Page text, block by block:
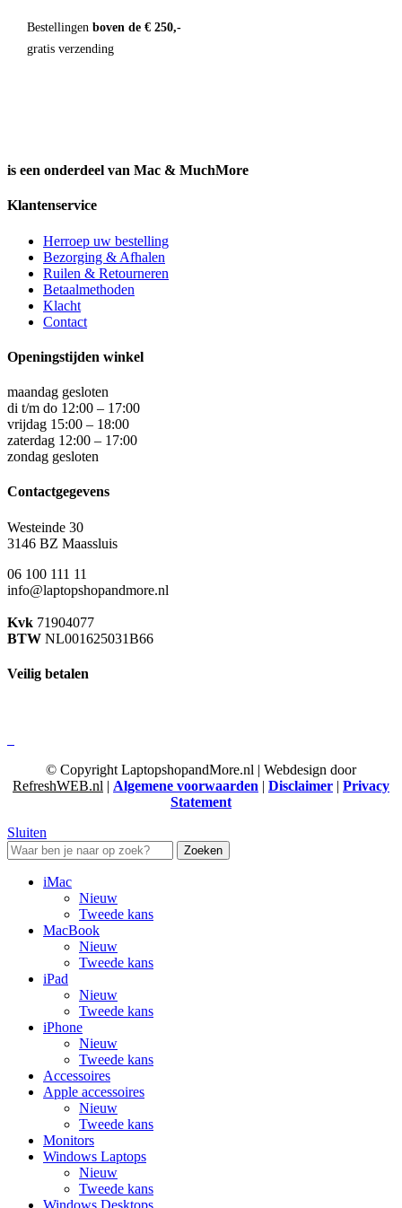
Bestellingen boven de € 250,-
gratis verzending
is een onderdeel van Mac & MuchMore
Klantenservice
Herroep uw bestelling
Bezorging & Afhalen
Ruilen & Retourneren
Betaalmethoden
Klacht
Contact
Openingstijden winkel
maandag gesloten
di t/m do 12:00 – 17:00
vrijdag 15:00 – 18:00
zaterdag 12:00 – 17:00
zondag gesloten
Contactgegevens
Westeinde 30
3146 BZ Maassluis
06 100 111 11
info@laptopshopandmore.nl
Kvk 71904077
BTW NL001625031B66
Veilig betalen
© Copyright LaptopshopandMore.nl | Webdesign door
RefreshWEB.nl | Algemene voorwaarden | Disclaimer | Privacy
Statement
Sluiten
Zoeken
iMac
Nieuw
Tweede kans
MacBook
Nieuw
Tweede kans
iPad
Nieuw
Tweede kans
iPhone
Nieuw
Tweede kans
Accessoires
Apple accessoires
Nieuw
Tweede kans
Monitors
Windows Laptops
Nieuw
Tweede kans
Windows Desktops